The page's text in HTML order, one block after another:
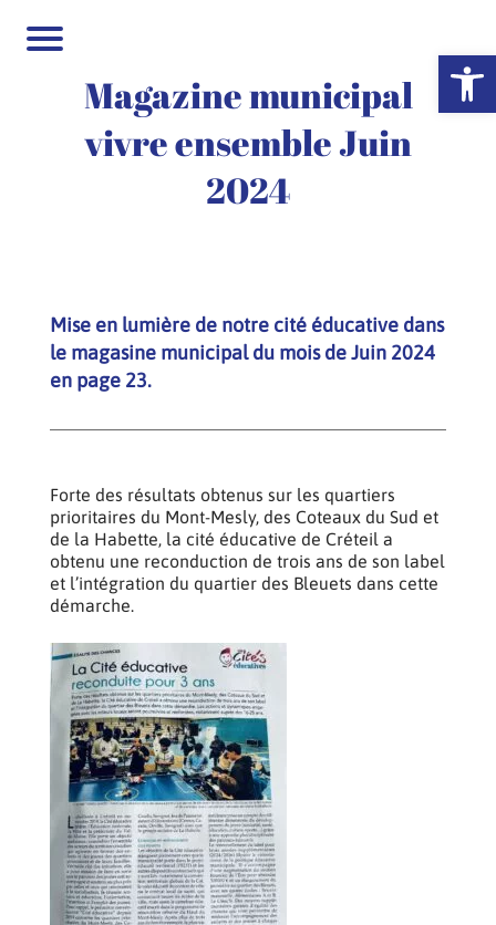
Ouvrir
Magazine municipal
vivre ensemble Juin
2024
Mise en lumière de notre cité éducative dans
le magasine municipal du mois de Juin 2024
en page 23.
Forte des résultats obtenus sur les quartiers
prioritaires du Mont-Mesly, des Coteaux du Sud et
de la Habette, la cité éducative de Créteil a
obtenu une reconduction de trois ans de son label
et l’intégration du quartier des Bleuets dans cette
démarche.